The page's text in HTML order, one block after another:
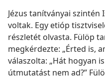
Jézus tanítványai szintén
voltak. Egy etióp
részletét olvasta. Fülöp
megkérdezte: „Érted is,
válaszolta: „Hát hogyan
útmutatást nem ad?”